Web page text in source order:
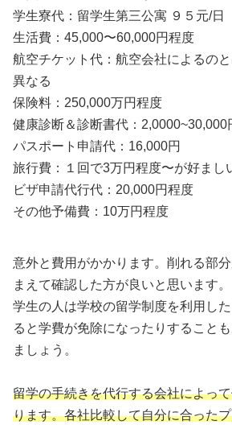
学生寮代：留学生第三公寓 ９５元/日
生活費：45,000〜60,000円程度
航空チケット代：航空会社によるの
異なる
保険料：250,000万円程度
健康診断＆診断書代：2,0000~30,000
パスポート申請代：16,000円
旅行費：１回で3万円程度〜が好まし
ビザ申請代行代：20,000円程度
その他予備費：10万円程度
意外と費用がかかります。削れる部
まえて確認した方が良いと思います。
学生の人は学校の留学制度を利用し
ると学費が免除になったりすること
ましょう。
留学の手続きを代行する会社によっ
ります。各社比較して自分に合った